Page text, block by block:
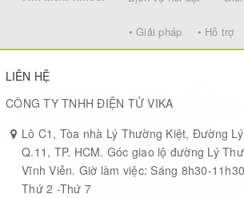
Sơ đồ kết nối Adruino
• Giải pháp • Hỗ trợ
LIÊN HỆ
CÔNG TY TNHH ĐIỆN TỬ VIKA
Lô C1, Tòa nhà Lý Thường Kiệt, Đường
Q.11, TP. HCM. Góc giao lộ đường Lý
Vĩnh Viễn. Giờ làm việc: Sáng 8h30-
Thứ 2 -Thứ 7